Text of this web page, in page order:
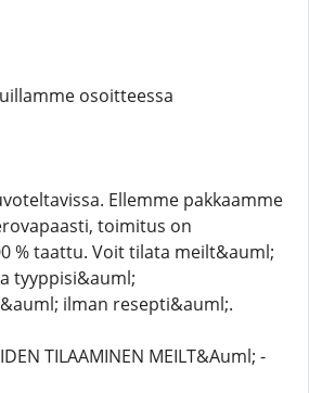
osoitteessa
Ellemme pakkaamme
toimitus on
% taattu. Voit tilata meilt&auml;
tyyppisi&auml;
ilman resepti&auml;.
TILAAMINEN MEILT&Auml; -